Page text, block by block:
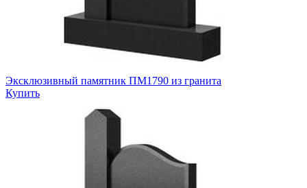
Эксклюзивный памятник ПМ1790 из гранита
Купить